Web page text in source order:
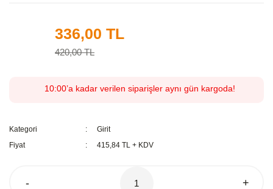
336,00 TL
420,00 TL
10:00’a kadar verilen siparişler aynı gün kargoda!
Kategori
Girit
Fiyat
415,84 TL + KDV
- +